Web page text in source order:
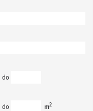
do
do m2